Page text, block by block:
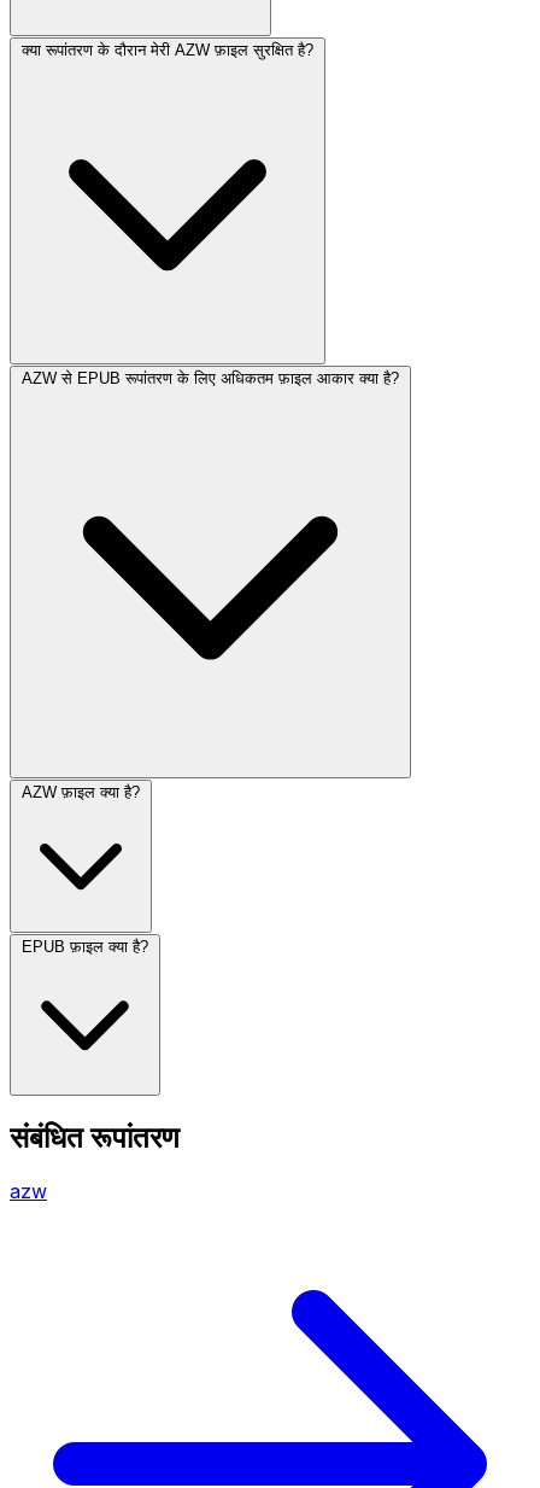
क्या रूपांतरण के दौरान मेरी AZW फ़ाइल सुरक्षित है?
AZW से EPUB रूपांतरण के लिए अधिकतम फ़ाइल आकार क्या है?
AZW फ़ाइल क्या है?
EPUB फ़ाइल क्या है?
संबंधित रूपांतरण
azw